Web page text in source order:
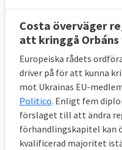
Costa överväger
att kringgå
Europeiska rådets
driver på för att kunna
mot Ukrainas EU-
Politico. Enligt fem
förslaget till att ändra
förhandlingskapitel kan
kvalificerad majoritet